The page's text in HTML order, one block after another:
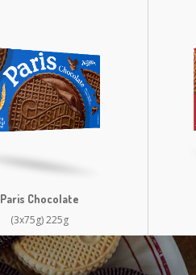
Paris Chocolate
(3x75g) 225g